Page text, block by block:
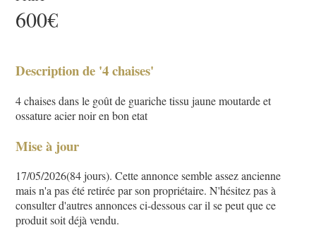
600€
Description de '4 chaises'
4 chaises dans le goût de guariche tissu jaune moutarde et
ossature acier noir en bon etat
Mise à jour
17/05/2026(84 jours). Cette annonce semble assez ancienne
mais n'a pas été retirée par son propriétaire. N'hésitez pas à
consulter d'autres annonces ci-dessous car il se peut que ce
produit soit déjà vendu.